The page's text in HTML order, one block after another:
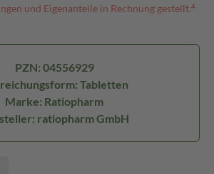
und Eigenanteile in Rechnung gestellt.⁴
PZN: 04556929
Tabletten
Marke: Ratiopharm
ratiopharm GmbH